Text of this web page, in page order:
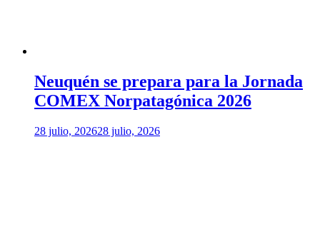
Neuquén se prepara para la Jornada
COMEX Norpatagónica 2026
28 julio, 202628 julio, 2026